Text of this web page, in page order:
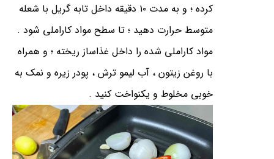
کرده ؛ و به مدت ۱۰ دقیقه داخل تابه گریل با شعله
متوسط حرارت دهید ؛ تا سطح مواد کاراملی شود .
مواد کاراملی شده را داخل غذاساز ریخته ؛ و همراه
با روغن زیتون ، آب لیمو ترش ، پودر زیره و نمک به
خوبی مخلوط و یکنواخت کنید .